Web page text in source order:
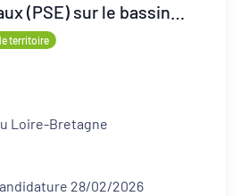
(PSE) sur le bassin
territoire
Loire-Bretagne
28/02/2026